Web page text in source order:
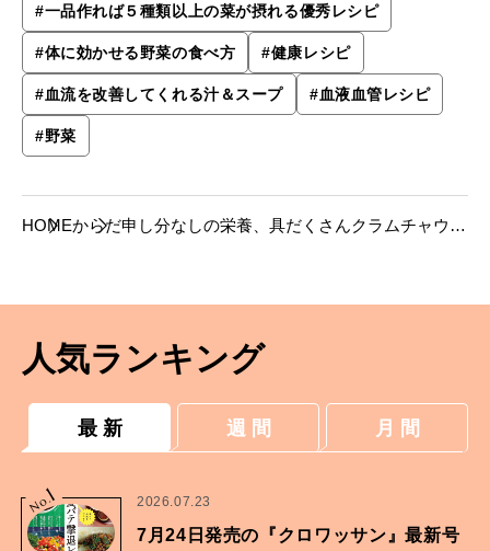
#一品作れば５種類以上の菜が摂れる優秀レシピ
#体に効かせる野菜の食べ方 #健康レシピ
#血流を改善してくれる汁＆スープ #血液血管レシピ
#野菜
HOMEからだ申し分なしの栄養、具だくさんクラムチャウダ
人気ランキング
最 新 週 間 月 間
No.
1 2026.07.23
7月24日発売の『クロワッサン』最新号